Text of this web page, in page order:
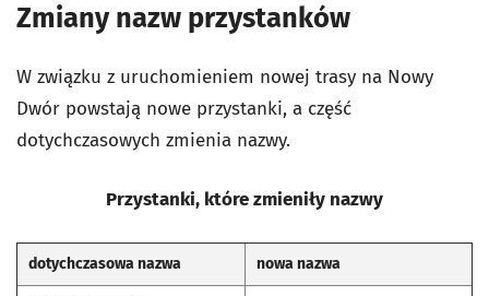
Zmiany nazw przystanków
W związku z uruchomieniem nowej trasy na Nowy
Dwór powstają nowe przystanki, a część
dotychczasowych zmienia nazwy.
Przystanki, które zmieniły nazwy
dotychczasowa nazwa nowa nazwa